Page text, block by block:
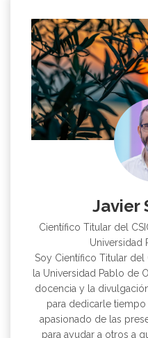
Javier
Científico Titular del
Universidad
Soy Científico Titular
la Universidad Pablo de
docencia y la
para dedicarle tiempo
apasionado de las
para ayudar a otros a